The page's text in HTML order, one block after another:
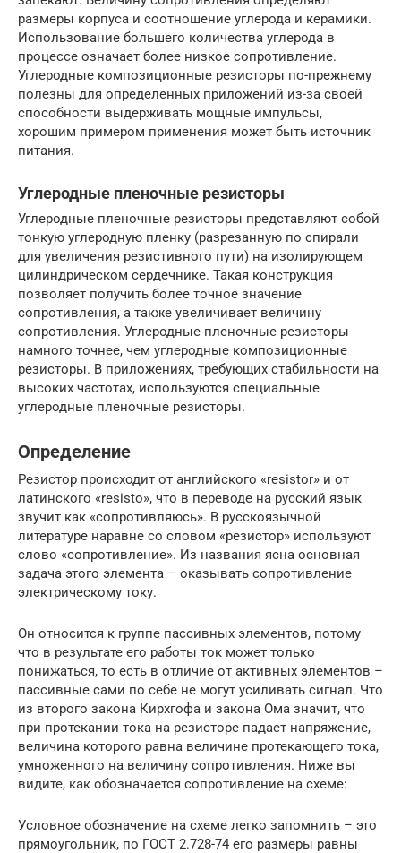
размеры корпуса и соотношение углерода и керамики.
Использование большего количества углерода в
процессе означает более низкое сопротивление.
Углеродные композиционные резисторы по-прежнему
полезны для определенных приложений из-за своей
способности выдерживать мощные импульсы,
хорошим примером применения может быть источник
питания.
Углеродные пленочные резисторы
Углеродные пленочные резисторы представляют собой
тонкую углеродную пленку (разрезанную по спирали
для увеличения резистивного пути) на изолирующем
цилиндрическом сердечнике. Такая конструкция
позволяет получить более точное значение
сопротивления, а также увеличивает величину
сопротивления. Углеродные пленочные резисторы
намного точнее, чем углеродные композиционные
резисторы. В приложениях, требующих стабильности на
высоких частотах, используются специальные
углеродные пленочные резисторы.
Определение
Резистор происходит от английского «resistor» и от
латинского «resisto», что в переводе на русский язык
звучит как «сопротивляюсь». В русскоязычной
литературе наравне со словом «резистор» используют
слово «сопротивление». Из названия ясна основная
задача этого элемента – оказывать сопротивление
электрическому току.
Он относится к группе пассивных элементов, потому
что в результате его работы ток может только
понижаться, то есть в отличие от активных элементов –
пассивные сами по себе не могут усиливать сигнал. Что
из второго закона Кирхгофа и закона Ома значит, что
при протекании тока на резисторе падает напряжение,
величина которого равна величине протекающего тока,
умноженного на величину сопротивления. Ниже вы
видите, как обозначается сопротивление на схеме:
Условное обозначение на схеме легко запомнить – это
прямоугольник, по ГОСТ 2.728-74 его размеры равны